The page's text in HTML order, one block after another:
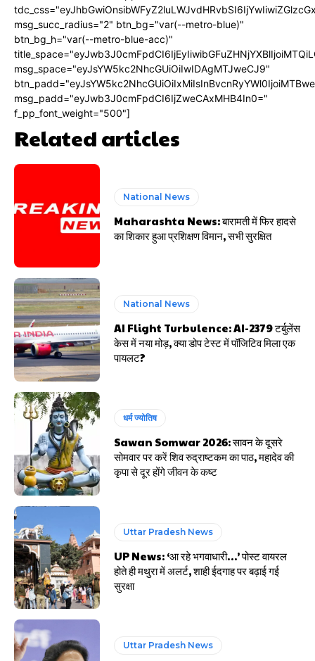
msg_succ_radius="2" btn_bg="var(--metro-blue)"
btn_bg_h="var(--metro-blue-acc)"
msg_space="eyJsYW5kc2NhcGUiOiIwIDAgMTJweCJ9"
msg_padd="eyJwb3J0cmFpdCI6IjZweCAxMHB4In0="
f_pp_font_weight="500"]
Related articles
National News
Maharashta News: बारामती में फिर हादसे
का शिकार हुआ प्रशिक्षण विमान, सभी सुरक्षित
National News
AI Flight Turbulence: AI-2379 टर्बुलेंस
केस में नया मोड़, क्या डोप टेस्ट में पॉजिटिव मिला एक
पायलट?
धर्म ज्योतिष
Sawan Somwar 2026: सावन के दूसरे
सोमवार पर करें शिव रुद्राष्टकम का पाठ, महादेव की
कृपा से दूर होंगे जीवन के कष्ट
Uttar Pradesh News
UP News: ‘आ रहे भगवाधारी…’ पोस्ट वायरल
होते ही मथुरा में अलर्ट, शाही ईदगाह पर बढ़ाई गई
सुरक्षा
Uttar Pradesh News